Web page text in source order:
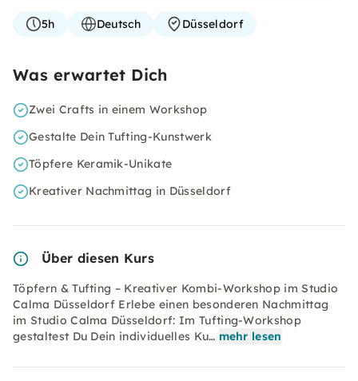
5h Deutsch Düsseldorf
Was erwartet Dich
Zwei Crafts in einem Workshop
Gestalte Dein Tufting-Kunstwerk
Töpfere Keramik-Unikate
Kreativer Nachmittag in Düsseldorf
Über diesen Kurs
Töpfern & Tufting – Kreativer Kombi-Workshop im Studio
Calma Düsseldorf Erlebe einen besonderen Nachmittag
im Studio Calma Düsseldorf: Im Tufting-Workshop
gestaltest Du Dein individuelles Ku… mehr lesen